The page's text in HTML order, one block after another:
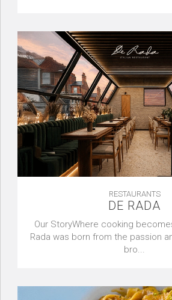
RESTAURANTS
DE RADA
Our StoryWhere cooking
Rada was born from the passion
bro...